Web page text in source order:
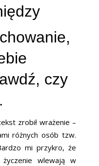
czy
zrobił wrażenie –
różnych osób tzw.
mi przykro, że
wlewają w